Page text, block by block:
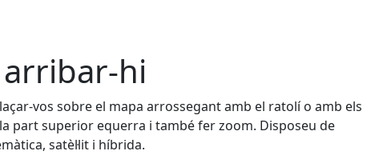
hi
vos sobre el mapa arrossegant amb el ratolí o amb els
part superior equerra i també fer zoom. Disposeu de
satèl·lit i híbrida.